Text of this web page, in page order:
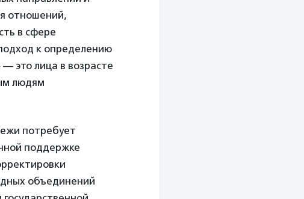
отношений,
в сфере
к определению
это лица в возрасте
людям
потребует
поддержке
объединений